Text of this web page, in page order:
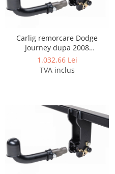
Carlig remorcare Dodge
Journey dupa 2008
demontabil automat cu
maneta marca Autohak
1.032,66 Lei
TVA inclus